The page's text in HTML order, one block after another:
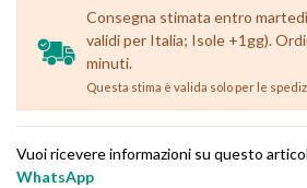
Consegna stimata entro
validi per Italia; Isole +1gg).
minuti.
Questa stima è valida solo per le
Vuoi ricevere informazioni su questo
WhatsApp